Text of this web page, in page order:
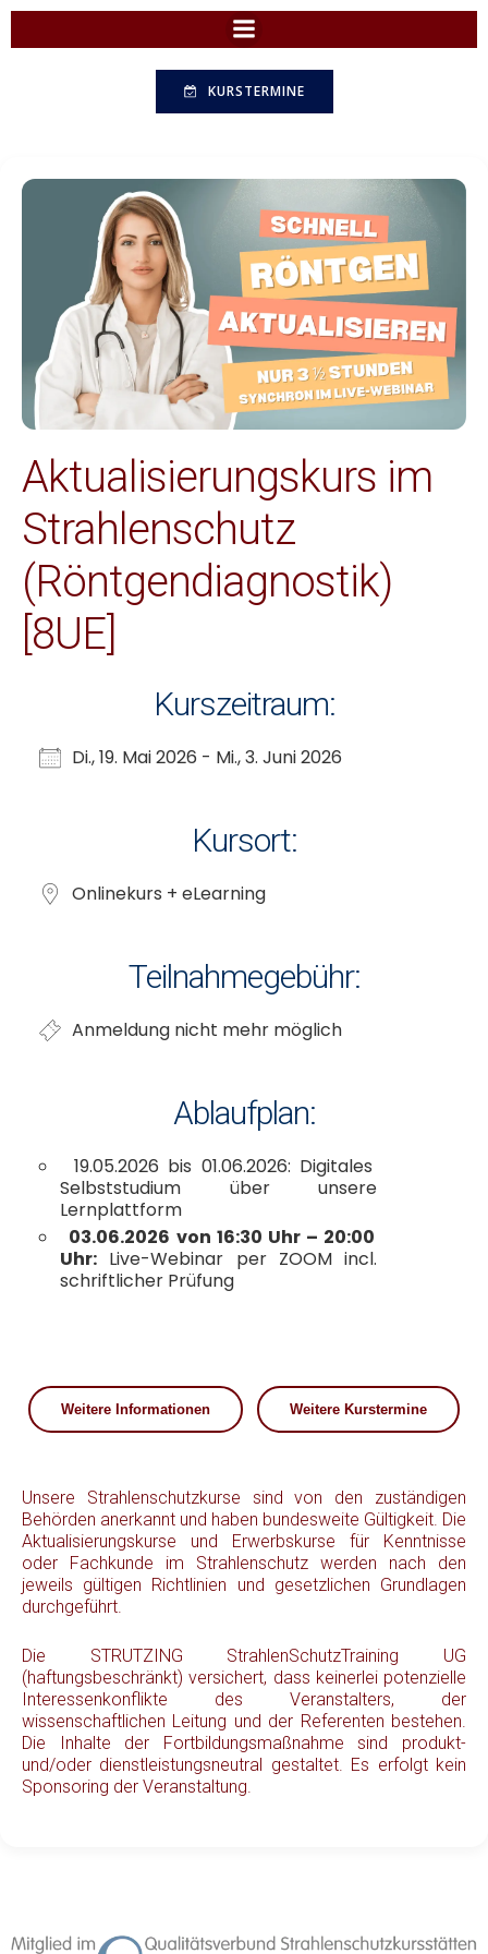
Zum
Inhalt
KURSTERMINE
Aktualisierungskurs im
Strahlenschutz
(Röntgendiagnostik)
[8UE]
Kurszeitraum:
Di., 19. Mai 2026 - Mi., 3. Juni 2026
Kursort:
Onlinekurs + eLearning
Teilnahmegebühr:
Anmeldung nicht mehr möglich
Ablaufplan:
19.05.2026 bis 01.06.2026: Digitales
Selbststudium über unsere
Lernplattform
03.06.2026 von 16:30 Uhr – 20:00
Uhr: Live-Webinar per ZOOM incl.
schriftlicher Prüfung
Weitere Informationen Weitere Kurstermine
Unsere Strahlenschutzkurse sind von den zuständigen
Behörden anerkannt und haben bundesweite Gültigkeit. Die
Aktualisierungskurse und Erwerbskurse für Kenntnisse
oder Fachkunde im Strahlenschutz werden nach den
jeweils gültigen Richtlinien und gesetzlichen Grundlagen
durchgeführt.
Die STRUTZING StrahlenSchutzTraining UG
(haftungsbeschränkt) versichert, dass keinerlei potenzielle
Interessenkonflikte des Veranstalters, der
wissenschaftlichen Leitung und der Referenten bestehen.
Die Inhalte der Fortbildungsmaßnahme sind produkt-
und/oder dienstleistungsneutral gestaltet. Es erfolgt kein
Sponsoring der Veranstaltung.